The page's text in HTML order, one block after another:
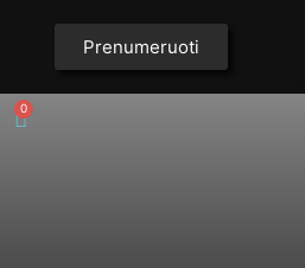
Prenumeruoti
0